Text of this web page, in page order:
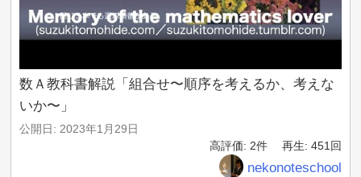
数Ａ教科書解説「組合せ〜順序を考えるか、考えな
いか〜」
公開日: 2023年1月29日
再生: 451回
高評価: 2件
nekonoteschool